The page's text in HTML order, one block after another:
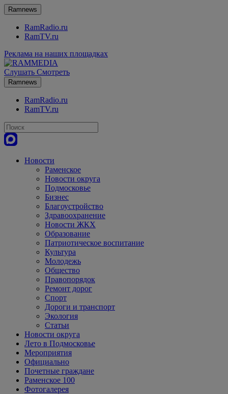
Ramnews
RamRadio.ru
RamTV.ru
Реклама на наших площадках
Слушать Смотреть
Ramnews
RamRadio.ru
RamTV.ru
Новости
Раменское
Новости округа
Подмосковье
Бизнес
Благоустройство
Здравоохранение
Новости ЖКХ
Образование
Патриотическое воспитание
Культура
Молодежь
Общество
Правопорядок
Ремонт дорог
Спорт
Дороги и транспорт
Экология
Статьи
Новости округа
Лето в Подмосковье
Мероприятия
Официально
Почетные граждане
Раменское 100
Фотогалерея